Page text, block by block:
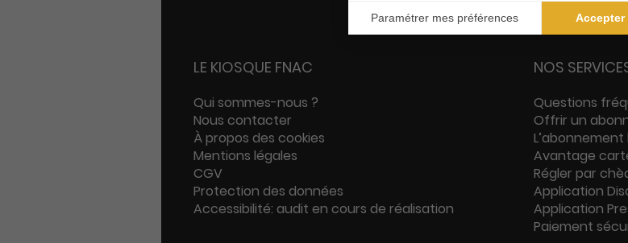
LE KIOSQUE FNAC
Qui sommes-nous ?
Nous contacter
À propos des cookies
Mentions légales
CGV
Protection des données
Accessibilité: audit en cours de réalisation
NOS
Questions
Offrir un
Avantage
Régler par
Application
Application
Paiement